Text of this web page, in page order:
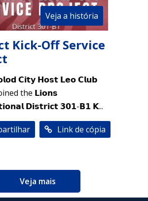
Veja a história
Kick-Off Service
𝗖𝗶𝘁𝘆 𝗛𝗼𝘀𝘁 𝗟𝗲𝗼 𝗖𝗹𝘂𝗯
the 𝗟𝗶𝗼𝗻𝘀
𝗗𝗶𝘀𝘁𝗿𝗶𝗰𝘁 𝟯𝟬𝟭-𝗕𝟭 𝗞...
Link de cópia
Veja mais